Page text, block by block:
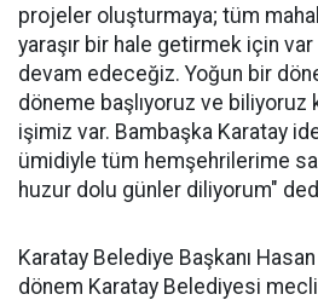
projeler oluşturmaya; tüm
yaraşır bir hale getirmek için
devam edeceğiz. Yoğun bir
döneme başlıyoruz ve biliyoruz
işimiz var. Bambaşka Karatay
ümidiyle tüm hemşehrilerime
huzur dolu günler diliyorum"
Karatay Belediye Başkanı
dönem Karatay Belediyesi